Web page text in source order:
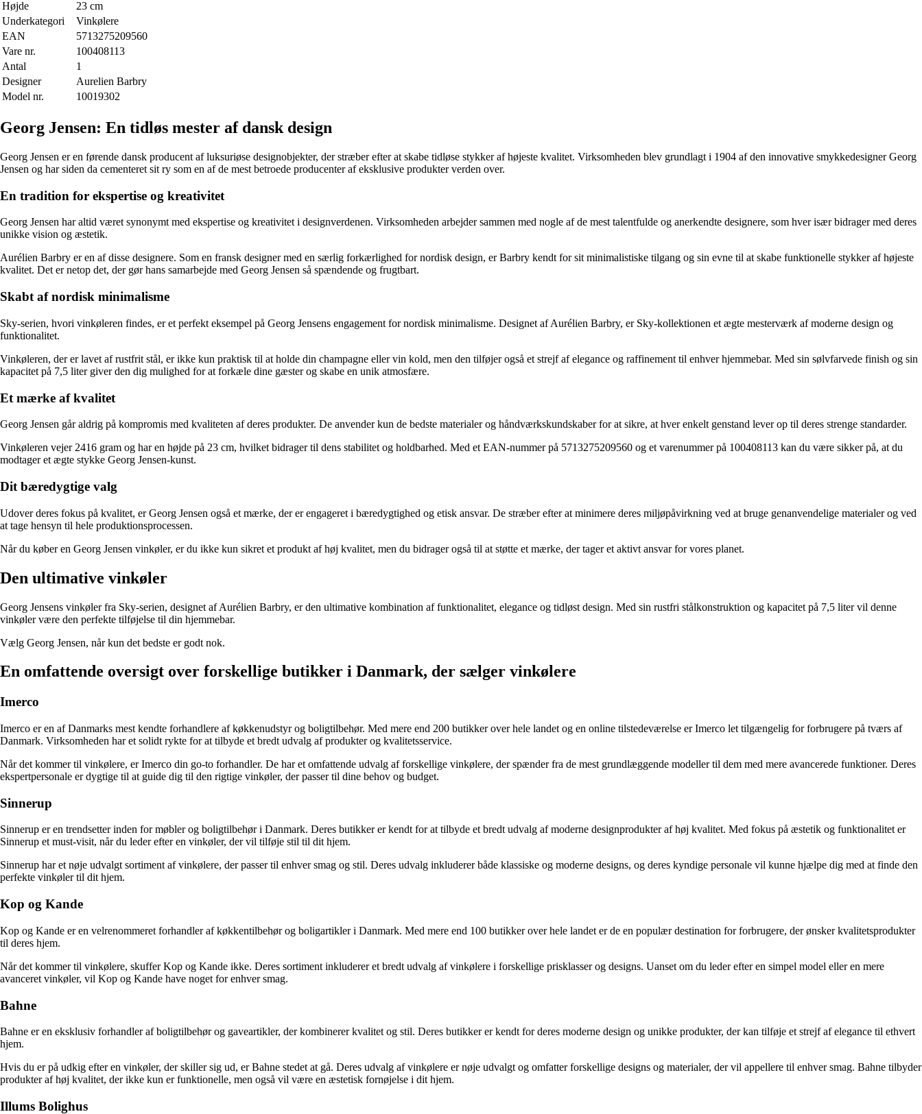
Højde
23 cm
Underkategori
Vinkølere
EAN
5713275209560
Vare nr.
100408113
Antal
1
Designer
Aurelien Barbry
Model nr.
10019302
Georg Jensen: En tidløs mester af dansk design
Georg Jensen er en førende dansk producent af luksuriøse designobjekter, der stræber efter at skabe tidløse stykker af højeste kvalitet. Virksomheden blev grundlagt i 1904 af den innovative smykkedesigner Georg
Jensen og har siden da cementeret sit ry som en af de mest betroede producenter af eksklusive produkter verden over.
En tradition for ekspertise og kreativitet
Georg Jensen har altid været synonymt med ekspertise og kreativitet i designverdenen. Virksomheden arbejder sammen med nogle af de mest talentfulde og anerkendte designere, som hver især bidrager med deres
unikke vision og æstetik.
Aurélien Barbry er en af disse designere. Som en fransk designer med en særlig forkærlighed for nordisk design, er Barbry kendt for sit minimalistiske tilgang og sin evne til at skabe funktionelle stykker af højeste
kvalitet. Det er netop det, der gør hans samarbejde med Georg Jensen så spændende og frugtbart.
Skabt af nordisk minimalisme
Sky-serien, hvori vinkøleren findes, er et perfekt eksempel på Georg Jensens engagement for nordisk minimalisme. Designet af Aurélien Barbry, er Sky-kollektionen et ægte mesterværk af moderne design og
funktionalitet.
Vinkøleren, der er lavet af rustfrit stål, er ikke kun praktisk til at holde din champagne eller vin kold, men den tilføjer også et strejf af elegance og raffinement til enhver hjemmebar. Med sin sølvfarvede finish og sin
kapacitet på 7,5 liter giver den dig mulighed for at forkæle dine gæster og skabe en unik atmosfære.
Et mærke af kvalitet
Georg Jensen går aldrig på kompromis med kvaliteten af deres produkter. De anvender kun de bedste materialer og håndværkskundskaber for at sikre, at hver enkelt genstand lever op til deres strenge standarder.
Vinkøleren vejer 2416 gram og har en højde på 23 cm, hvilket bidrager til dens stabilitet og holdbarhed. Med et EAN-nummer på 5713275209560 og et varenummer på 100408113 kan du være sikker på, at du
modtager et ægte stykke Georg Jensen-kunst.
Dit bæredygtige valg
Udover deres fokus på kvalitet, er Georg Jensen også et mærke, der er engageret i bæredygtighed og etisk ansvar. De stræber efter at minimere deres miljøpåvirkning ved at bruge genanvendelige materialer og ved
at tage hensyn til hele produktionsprocessen.
Når du køber en Georg Jensen vinkøler, er du ikke kun sikret et produkt af høj kvalitet, men du bidrager også til at støtte et mærke, der tager et aktivt ansvar for vores planet.
Den ultimative vinkøler
Georg Jensens vinkøler fra Sky-serien, designet af Aurélien Barbry, er den ultimative kombination af funktionalitet, elegance og tidløst design. Med sin rustfri stålkonstruktion og kapacitet på 7,5 liter vil denne
vinkøler være den perfekte tilføjelse til din hjemmebar.
Vælg Georg Jensen, når kun det bedste er godt nok.
En omfattende oversigt over forskellige butikker i Danmark, der sælger vinkølere
Imerco
Imerco er en af Danmarks mest kendte forhandlere af køkkenudstyr og boligtilbehør. Med mere end 200 butikker over hele landet og en online tilstedeværelse er Imerco let tilgængelig for forbrugere på tværs af
Danmark. Virksomheden har et solidt rykte for at tilbyde et bredt udvalg af produkter og kvalitetsservice.
Når det kommer til vinkølere, er Imerco din go-to forhandler. De har et omfattende udvalg af forskellige vinkølere, der spænder fra de mest grundlæggende modeller til dem med mere avancerede funktioner. Deres
ekspertpersonale er dygtige til at guide dig til den rigtige vinkøler, der passer til dine behov og budget.
Sinnerup
Sinnerup er en trendsetter inden for møbler og boligtilbehør i Danmark. Deres butikker er kendt for at tilbyde et bredt udvalg af moderne designprodukter af høj kvalitet. Med fokus på æstetik og funktionalitet er
Sinnerup et must-visit, når du leder efter en vinkøler, der vil tilføje stil til dit hjem.
Sinnerup har et nøje udvalgt sortiment af vinkølere, der passer til enhver smag og stil. Deres udvalg inkluderer både klassiske og moderne designs, og deres kyndige personale vil kunne hjælpe dig med at finde den
perfekte vinkøler til dit hjem.
Kop og Kande
Kop og Kande er en velrenommeret forhandler af køkkentilbehør og boligartikler i Danmark. Med mere end 100 butikker over hele landet er de en populær destination for forbrugere, der ønsker kvalitetsprodukter
til deres hjem.
Når det kommer til vinkølere, skuffer Kop og Kande ikke. Deres sortiment inkluderer et bredt udvalg af vinkølere i forskellige prisklasser og designs. Uanset om du leder efter en simpel model eller en mere
avanceret vinkøler, vil Kop og Kande have noget for enhver smag.
Bahne
Bahne er en eksklusiv forhandler af boligtilbehør og gaveartikler, der kombinerer kvalitet og stil. Deres butikker er kendt for deres moderne design og unikke produkter, der kan tilføje et strejf af elegance til ethvert
hjem.
Hvis du er på udkig efter en vinkøler, der skiller sig ud, er Bahne stedet at gå. Deres udvalg af vinkølere er nøje udvalgt og omfatter forskellige designs og materialer, der vil appellere til enhver smag. Bahne tilbyder
produkter af høj kvalitet, der ikke kun er funktionelle, men også vil være en æstetisk fornøjelse i dit hjem.
Illums Bolighus